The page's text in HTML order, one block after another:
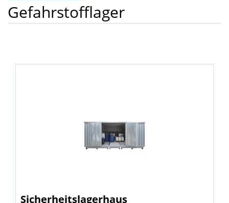
Gefahrstofflager
Sicherheitslagerhaus